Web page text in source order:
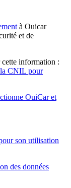
à Ouicar
et de
cette information :
CNIL pour
OuiCar et
son utilisation
des données